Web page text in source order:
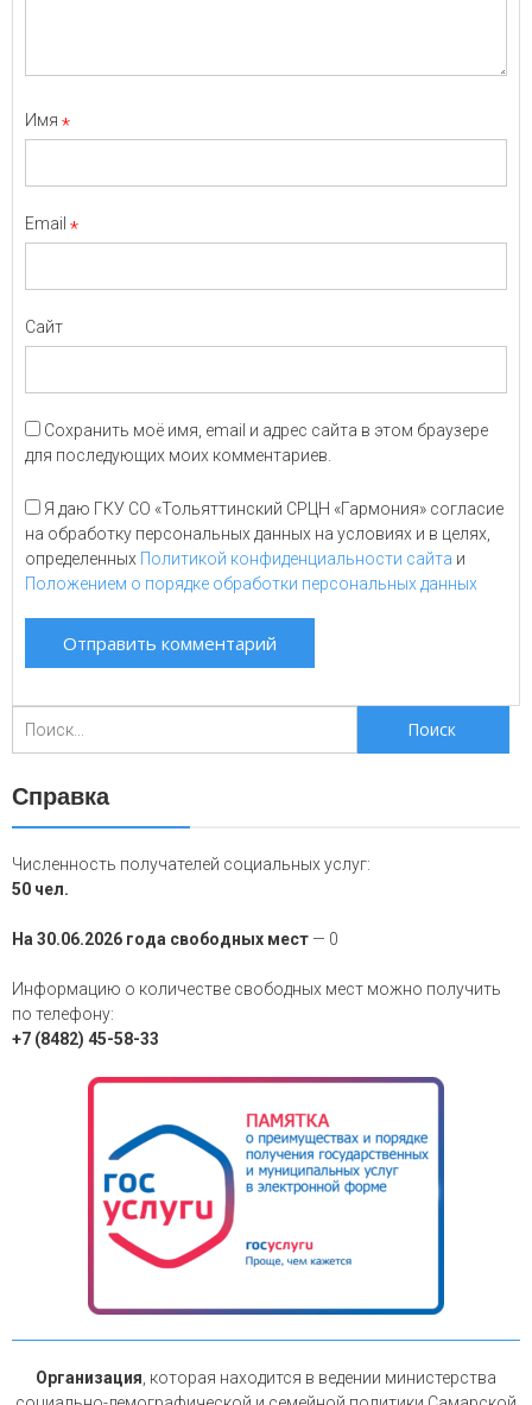
Имя *
Email *
Сайт
Сохранить моё имя, email и адрес сайта в этом браузере
для последующих моих комментариев.
Я даю ГКУ СО «Тольяттинский СРЦН «Гармония» согласие
на обработку персональных данных на условиях и в целях,
определенных Политикой конфиденциальности сайта и
Положением о порядке обработки персональных данных
для:
Справка
Численность получателей социальных услуг:
50 чел.
На 30.06.2026 года свободных мест — 0
Информацию о количестве свободных мест можно получить
по телефону:
+7 (8482) 45-58-33
Организация , которая находится в ведении министерства